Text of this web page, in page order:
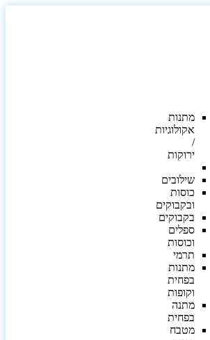
מתנות
אקולוגיות
ירוקות
שילובים
כוסות
ובקבוקים
בקבוקים
ספלים
וכוסות
תרמי
מתנות
בפחית
וקופות
מתנה
בפחית
מטבח